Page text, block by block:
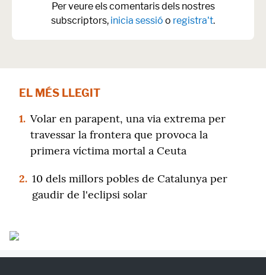
Per veure els comentaris dels nostres
subscriptors, inicia sessió o registra't.
EL MÉS LLEGIT
1. Volar en parapent, una via extrema per
travessar la frontera que provoca la
primera víctima mortal a Ceuta
2. 10 dels millors pobles de Catalunya per
gaudir de l'eclipsi solar